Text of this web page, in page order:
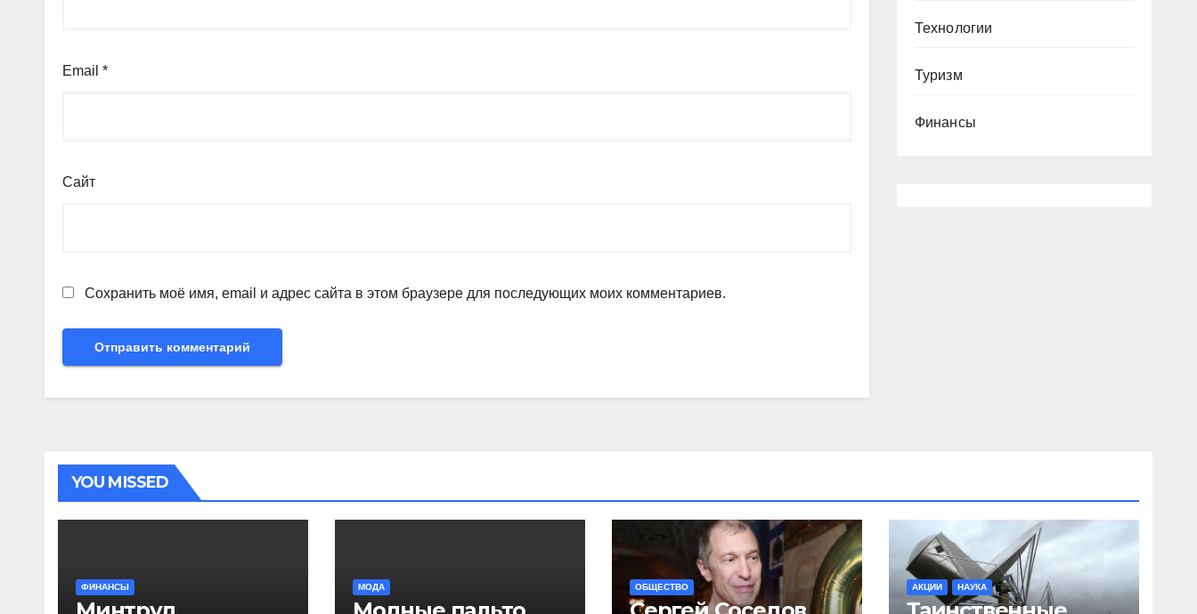
Email *
Сайт
Сохранить моё имя, email и адрес сайта в этом браузере для последующих моих комментариев.
Технологии
Туризм
Финансы
YOU MISSED
ФИНАНСЫ МОДА ОБЩЕСТВО АКЦИИ НАУКА